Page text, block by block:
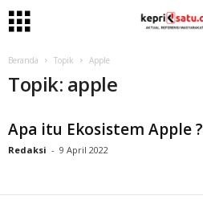
Beranda Topik Apple
Topik: apple
Apa itu Ekosistem Apple ?
Redaksi - 9 April 2022